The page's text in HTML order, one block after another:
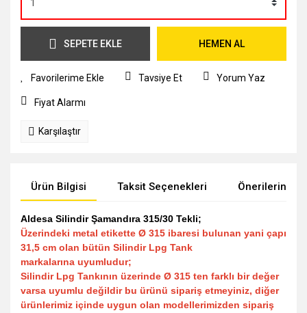
SEPETE EKLE HEMEN AL
Tavsiye Et Yorum Yaz
Fiyat Alarmı
Karşılaştır
Ürün Bilgisi Taksit Seçenekleri Önerileriniz
Aldesa Silindir Şamandıra 315/30 Tekli;
Üzerindeki metal etikette Ø 315 ibaresi bulunan yani çapı
31,5 cm olan bütün Silindir Lpg Tank
markalarına uyumludur;
Silindir Lpg Tankının üzerinde Ø 315 ten farklı bir değer
varsa uyumlu değildir bu ürünü sipariş etmeyiniz, diğer
ürünlerimiz içinde uygun olan modellerimizden sipariş